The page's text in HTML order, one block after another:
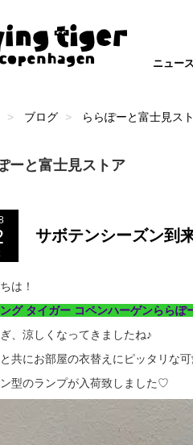
ニュース
ブログ ららぽーと富士見ス
ーと富士見ストア
サボテンシーズン到
は！
グ タイガー コペンハーゲンららぽ
、涼しくなってきましたね♪
共にお部屋の衣替えにピッタリな
型のランプが入荷致しました♡